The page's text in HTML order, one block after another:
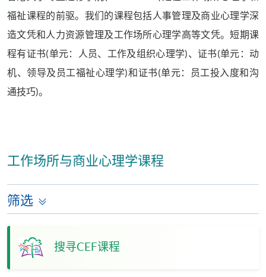
福祉课程的前驱。我们的课程包括人事管理及商业心理学深
造文凭和人力资源管理及工作场所心理学高等文凭。短期课
程有证书(单元：人员、工作及组织心理学)、证书(单元：动
机、领导及员工福祉心理学)和证书(单元：员工投入度和沟
通技巧)。
工作场所与商业心理学课程
筛选
搜寻CEF课程